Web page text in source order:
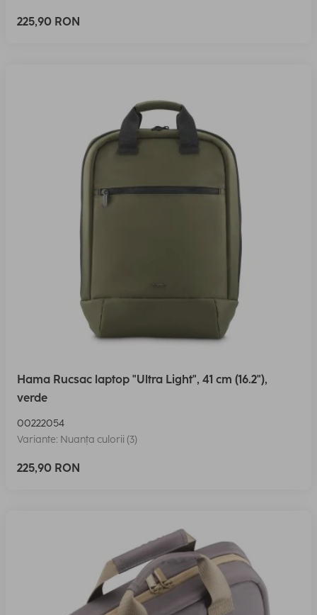
225,90 RON
Hama Rucsac laptop "Ultra Light", 41 cm (16.2"),
verde
00222054
Variante: Nuanța culorii (3)
225,90 RON